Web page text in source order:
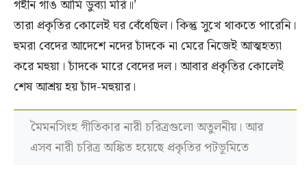
গহীন গাঙ আমি ডুব্যা মরি॥’
তারা প্রকৃতির কোলেই ঘর বেঁধেছিল। কিন্তু সুখে থাকতে পারেনি।
হুমরা বেদের আদেশে নদের চাঁদকে না মেরে নিজেই আত্মহত্যা
করে মহুয়া। চাঁদকে মারে বেদের দল। আবার প্রকৃতির কোলেই
শেষ আশ্রয় হয় চাঁদ-মহুয়ার।
মৈমনসিংহ গীতিকার নারী চরিত্রগুলো অতুলনীয়। আর
এসব নারী চরিত্র অঙ্কিত হয়েছে প্রকৃতির পটভূমিতে